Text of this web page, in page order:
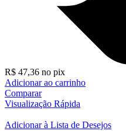
R$ 47,36 no pix
Adicionar ao carrinho
Comparar
Visualização Rápida
Adicionar à Lista de Desejos